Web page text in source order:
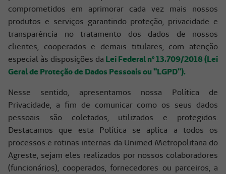
comprometidos em aprimorar cada vez mais nossos
produtos e serviços garantindo proteção, privacidade e
transparência no tratamento dos dados de nossos
clientes, cooperados e demais titulares, com atenção
especial às disposições da Lei Federal nº 13.709/2018 (Lei
Geral de Proteção de Dados Pessoais ou "LGPD").
Nesse sentido, apresentamos nossa Política de
Privacidade, a fim de comunicar como os seus dados
pessoais são coletados, utilizados e protegidos.
Destacamos que esta Política se aplica a todos os
processos e rotinas internas da Unimed Metropolitana do
Agreste, sejam eles realizados por nossos colaboradores
(funcionários), cooperados, fornecedores ou parceiros, a